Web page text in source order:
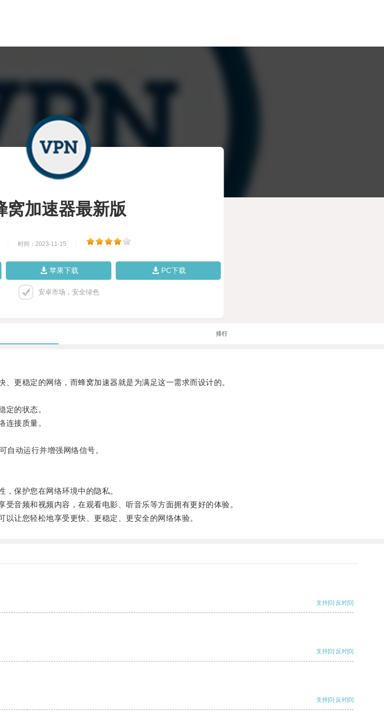
窝加速器最新版
时间：2023-11-15
苹果下载 PC下载
安卓市场，安全绿色
排行
更稳定的网络，而蜂窝加速器就是为满足这一需求而设计的。
的状态。
接质量。
动运行并增强网络信号。
保护您在网络环境中的隐私。
频和视频内容，在观看电影、听音乐等方面拥有更好的体验。
让您轻松地享受更快、更稳定、更安全的网络体验。
支持[0] 反对[0]
支持[0] 反对[0]
支持[0] 反对[0]